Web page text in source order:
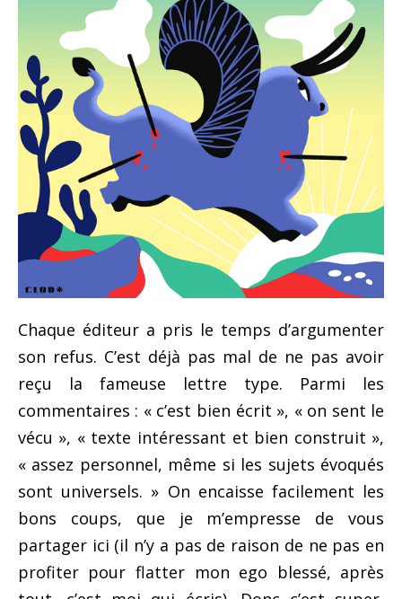
Chaque éditeur a pris le temps d’argumenter
son refus. C’est déjà pas mal de ne pas avoir
reçu la fameuse lettre type. Parmi les
commentaires : « c’est bien écrit », « on sent le
vécu », « texte intéressant et bien construit »,
« assez personnel, même si les sujets évoqués
sont universels. » On encaisse facilement les
bons coups, que je m’empresse de vous
partager ici (il n’y a pas de raison de ne pas en
profiter pour flatter mon ego blessé, après